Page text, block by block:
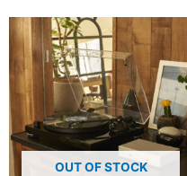
OUT OF STOCK